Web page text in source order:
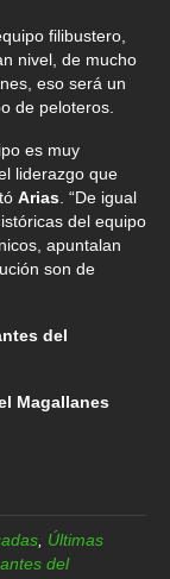
filibustero,
nivel, de mucho
eso será un
de peloteros.
es muy
liderazgo que
Arias . “De igual
del equipo
apuntalan
son de
del
Magallanes
Últimas
del